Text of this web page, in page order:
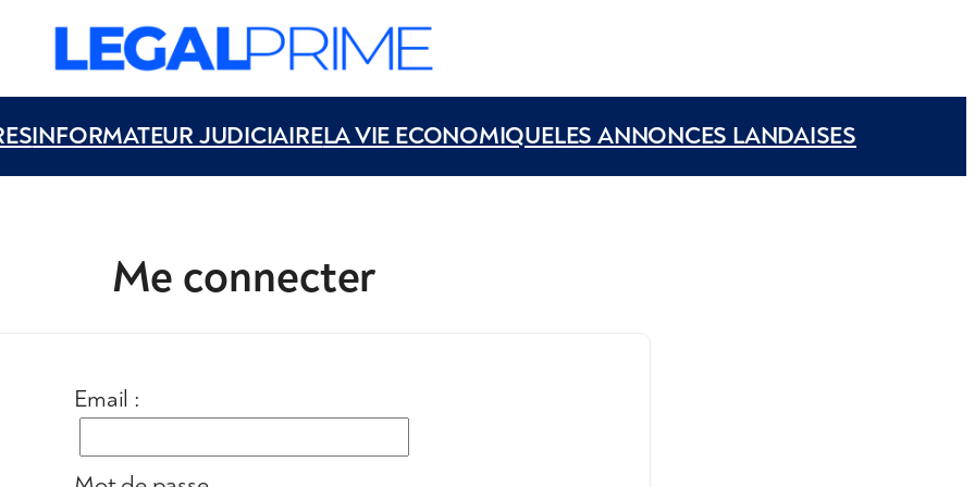
INFORMATEUR JUDICIAIRELA VIE ECONOMIQUELES ANNONCES LANDAISES
Me connecter
Email :